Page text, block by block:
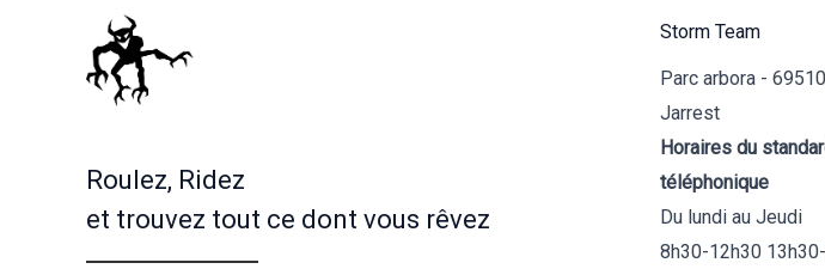
Roulez, Ridez
et trouvez tout ce dont vous rêvez
Storm Team
Parc arbora -
Jarrest
Horaires du
téléphonique
Du lundi au Jeudi
8h30-12h30